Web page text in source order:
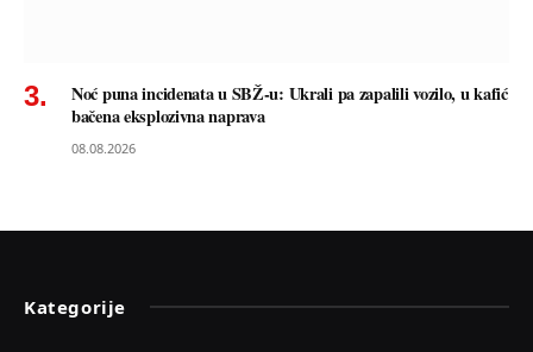
Noć puna incidenata u SBŽ-u: Ukrali pa zapalili vozilo, u kafić
bačena eksplozivna naprava
08.08.2026
Kategorije